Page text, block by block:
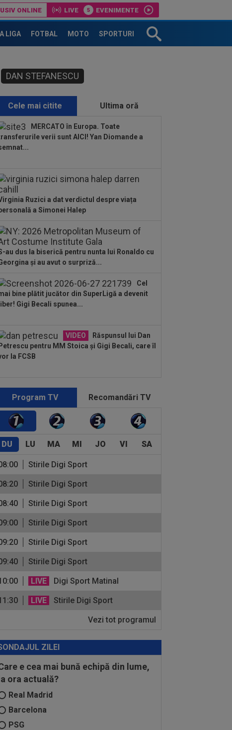
ONLINE LIVE EVENIMENTE
LIGA FOTBAL MOTO SPORTURI
DAN STEFANESCU
Cele mai citite Ultima oră
MERCATO în Europa. Toate
verii sunt AICI! Yan Diomande a
Ruzici a dat verdictul despre viața
a Simonei Halep
au dus la biserică pentru nunta lui Ronaldo cu
și au avut o surpriză...
Cel
bine plătit jucător din SuperLigă a devenit
liber! Gigi Becali spunea...
VIDEO
Răspunsul lui Dan
Petrescu pentru MM Stoica și Gigi Becali, care îl
la FCSB
Program TV Recomandări TV
DU LU MA MI JO VI SA
Stirile Digi Sport
Stirile Digi Sport
Stirile Digi Sport
Stirile Digi Sport
Stirile Digi Sport
Stirile Digi Sport
LIVE Digi Sport Matinal
LIVE Stirile Digi Sport
Vezi tot programul
ZILEI
e cea mai bună echipă din lume,
la ora actuală?
Real Madrid
Barcelona
PSG